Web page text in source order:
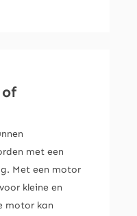
met een
Met een motor
kleine en
motor kan